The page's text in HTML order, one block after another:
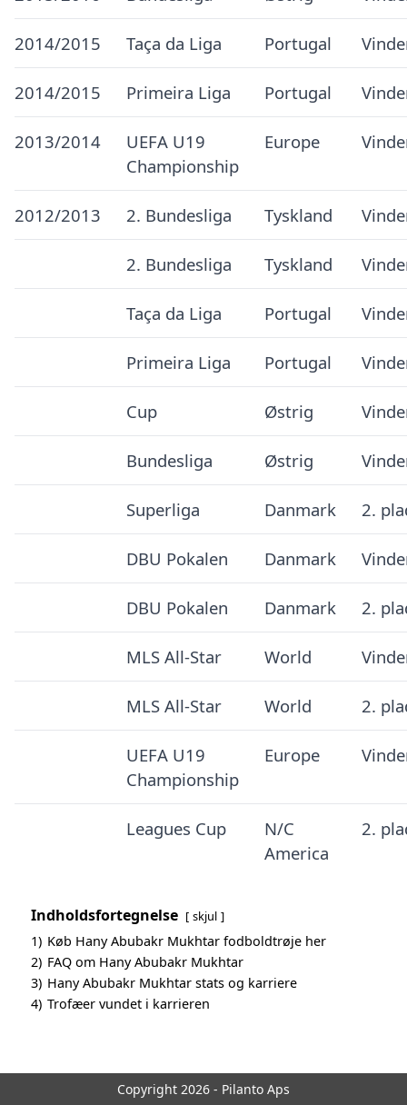
2014/2015 Taça da Liga Portugal
2014/2015 Primeira Liga Portugal
2013/2014
UEFA U19
Championship
Europe
2012/2013 2. Bundesliga Tyskland
2. Bundesliga Tyskland
Taça da Liga Portugal
Primeira Liga Portugal
Cup Østrig
Bundesliga Østrig
Superliga Danmark 2.
DBU Pokalen Danmark
DBU Pokalen Danmark 2.
MLS All-Star World
MLS All-Star World 2.
UEFA U19
Championship
Europe
Leagues Cup
N/C
America
2.
Indholdsfortegnelse skjul
1) Køb Hany Abubakr Mukhtar fodboldtrøje her
2) FAQ om Hany Abubakr Mukhtar
3) Hany Abubakr Mukhtar stats og karriere
4) Trofæer vundet i karrieren
Copyright 2026 - Pilanto Aps